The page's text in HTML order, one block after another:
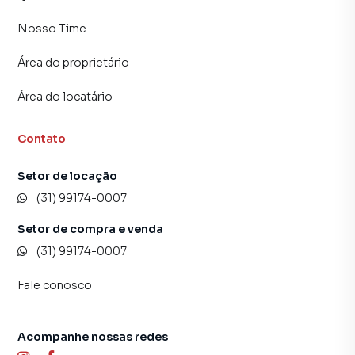
Nosso Time
Área do proprietário
Área do locatário
Contato
Setor de locação
(31) 99174-0007
Setor de compra e venda
(31) 99174-0007
Fale conosco
Acompanhe nossas redes